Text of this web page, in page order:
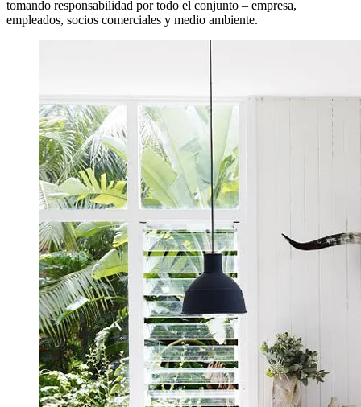
tomando responsabilidad por todo el conjunto – empresa,
empleados, socios comerciales y medio ambiente.